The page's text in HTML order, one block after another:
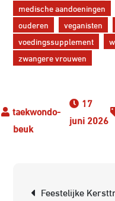
medische aandoeningen
ouderen
veganisten
voedingssupplement
zwangere vrouwen
17
juni 2026
Feestelijke